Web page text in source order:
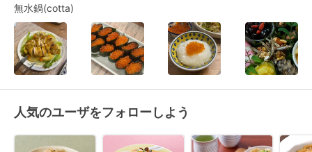
無水鍋(cotta)
人気のユーザをフォローしよう